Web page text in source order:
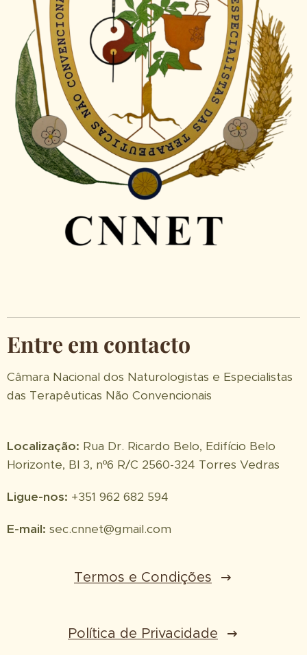
Entre em contacto
Câmara Nacional dos Naturologistas e Especialistas
das Terapêuticas Não Convencionais
Localização: Rua Dr. Ricardo Belo, Edifício Belo
Horizonte, Bl 3, nº6 R/C 2560-324 Torres Vedras
Ligue-nos: +351 962 682 594
E-mail: sec.cnnet@gmail.com
Termos e Condições
Política de Privacidade